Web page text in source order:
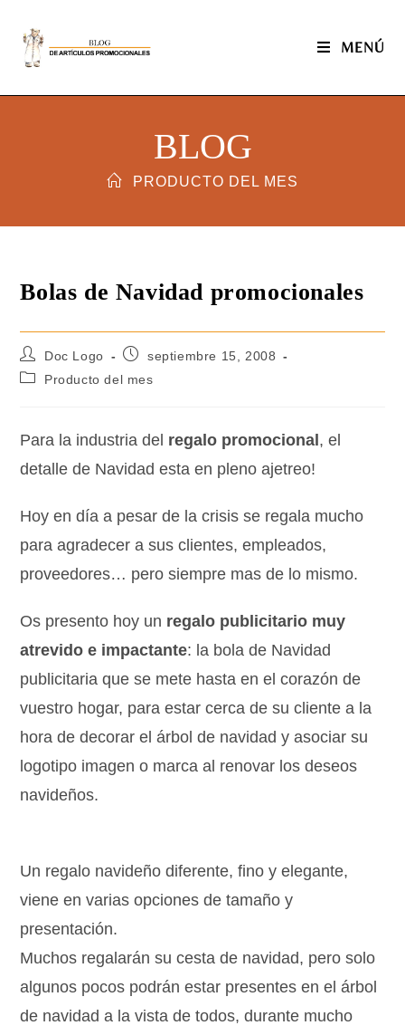
MENÚ
BLOG
PRODUCTO DEL MES
Bolas de Navidad promocionales
Doc Logo
septiembre 15, 2008
Producto del mes
Para la industria del regalo promocional , el
detalle de Navidad esta en pleno ajetreo!
Hoy en día a pesar de la crisis se regala mucho
para agradecer a sus clientes, empleados,
proveedores… pero siempre mas de lo mismo.
Os presento hoy un regalo publicitario muy
atrevido e impactante: la bola de Navidad
publicitaria que se mete hasta en el corazón de
vuestro hogar, para estar cerca de su cliente a la
hora de decorar el árbol de navidad y asociar su
logotipo imagen o marca al renovar los deseos
navideños.
Un regalo navideño diferente, fino y elegante,
viene en varias opciones de tamaño y
presentación.
Muchos regalarán su cesta de navidad, pero solo
algunos pocos podrán estar presentes en el árbol
de navidad a la vista de todos, durante mucho